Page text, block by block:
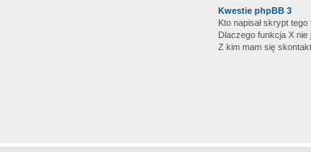
Kwestie phpBB 3
Kto napisał skrypt tego
Dlaczego funkcja X nie
Z kim mam się